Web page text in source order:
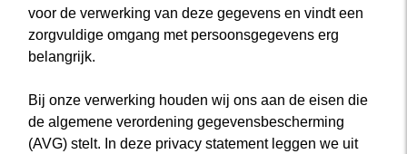
voor de verwerking van deze gegevens en vindt een
zorgvuldige omgang met persoonsgegevens erg
belangrijk.
Bij onze verwerking houden wij ons aan de eisen die
de algemene verordening gegevensbescherming
(AVG) stelt. In deze privacy statement leggen we uit